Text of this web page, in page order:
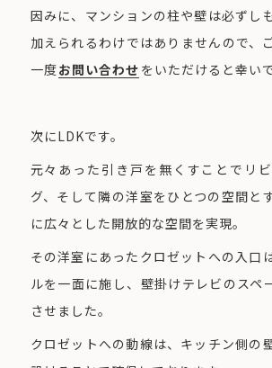
因みに、マンションの柱や壁は必ずし
加えられるわけではありませんので、
一度お問い合わせ をいただけると幸いで
次にLDKです。
元々あった引き戸を無くすことでリ
グ、そして隣の洋室をひとつの空間と
に広々とした開放的な空間を実現。
その洋室にあったクロゼットへの入口
ルを一面に施し、壁掛けテレビのスペ
させました。
クロゼットへの動線は、キッチン側の